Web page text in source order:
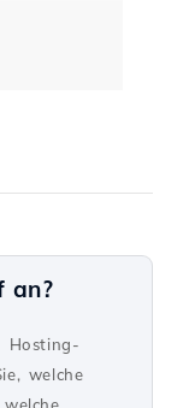
an?
Hosting-
welche